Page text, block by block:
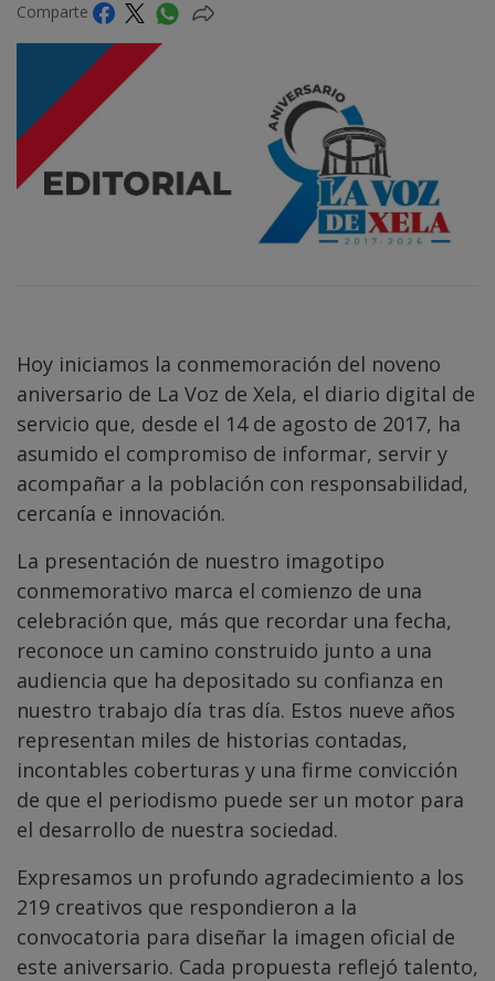
Comparte
Hoy iniciamos la conmemoración del noveno
aniversario de La Voz de Xela, el diario digital de
servicio que, desde el 14 de agosto de 2017, ha
asumido el compromiso de informar, servir y
acompañar a la población con responsabilidad,
cercanía e innovación.
La presentación de nuestro imagotipo
conmemorativo marca el comienzo de una
celebración que, más que recordar una fecha,
reconoce un camino construido junto a una
audiencia que ha depositado su confianza en
nuestro trabajo día tras día. Estos nueve años
representan miles de historias contadas,
incontables coberturas y una firme convicción
de que el periodismo puede ser un motor para
el desarrollo de nuestra sociedad.
Expresamos un profundo agradecimiento a los
219 creativos que respondieron a la
convocatoria para diseñar la imagen oficial de
este aniversario. Cada propuesta reflejó talento,